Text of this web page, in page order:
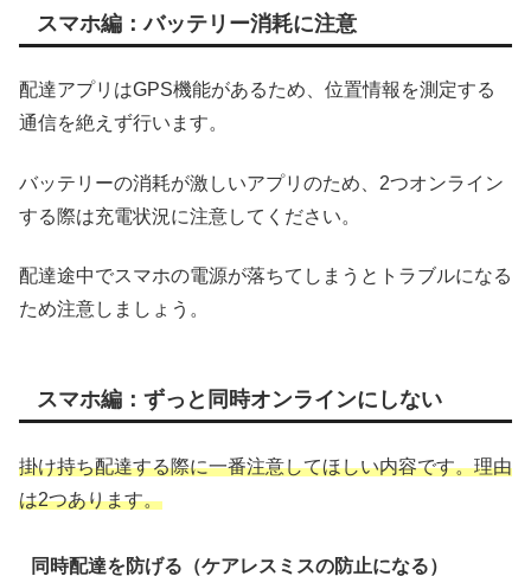
スマホ編：バッテリー消耗に注意
配達アプリはGPS機能があるため、位置情報を測定する
通信を絶えず行います。
バッテリーの消耗が激しいアプリのため、2つオンライン
する際は充電状況に注意してください。
配達途中でスマホの電源が落ちてしまうとトラブルになる
ため注意しましょう。
スマホ編：ずっと同時オンラインにしない
掛け持ち配達する際に一番注意してほしい内容です。理由
は2つあります。
同時配達を防げる（ケアレスミスの防止になる）